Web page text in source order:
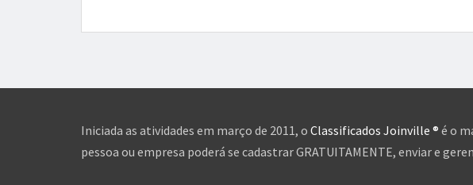
Iniciada as atividades em março de 2011, o Classificados Joinville ® é o
pessoa ou empresa poderá se cadastrar GRATUITAMENTE, enviar e